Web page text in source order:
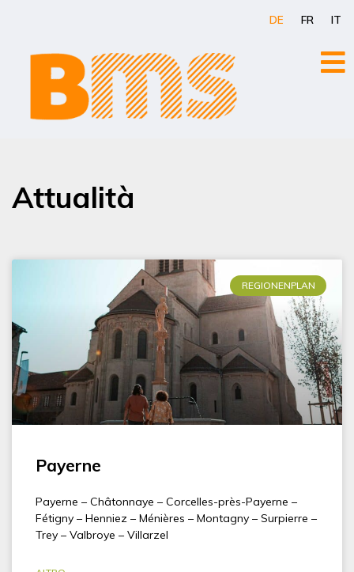
DE FR IT
Attualità
REGIONENPLAN
Payerne
Payerne – Châtonnaye – Corcelles-près-Payerne –
Fétigny – Henniez – Ménières – Montagny – Surpierre –
Trey – Valbroye – Villarzel